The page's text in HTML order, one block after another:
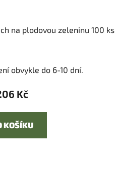
na plodovou zeleninu 100 ks
obvykle do 6-10 dní.
Kč
KOŠÍKU